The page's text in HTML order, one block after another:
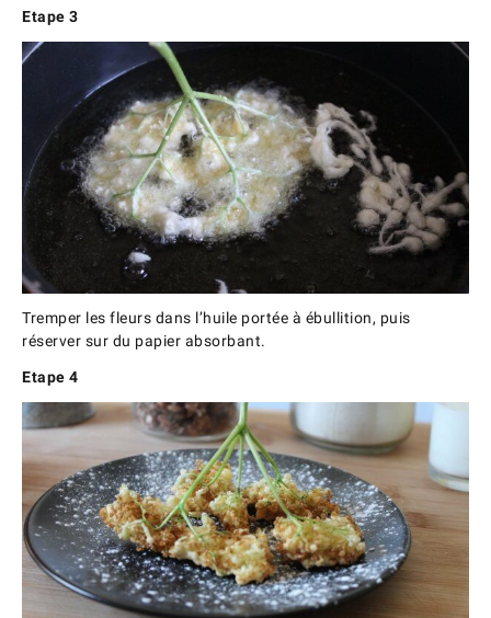
Etape 3
Tremper les fleurs dans l’huile portée à ébullition, puis
réserver sur du papier absorbant.
Etape 4